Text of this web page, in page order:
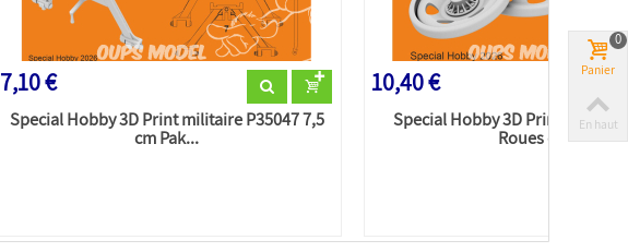
7,10 €
Special Hobby 3D Print militaire P35047 7,5
cm Pak...
10,40 €
Special Hobby 3D Print militaire
Roues de...
Panier
0
En haut